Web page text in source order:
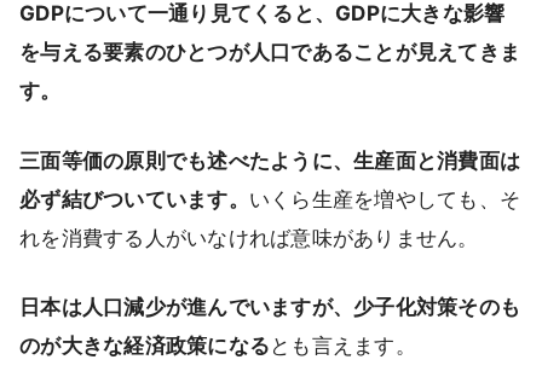
GDPについて一通り見てくると、GDPに大きな影響
を与える要素のひとつが人口であることが見えてきま
す。
三面等価の原則でも述べたように、生産面と消費面は
必ず結びついています。 いくら生産を増やしても、そ
れを消費する人がいなければ意味がありません。
日本は人口減少が進んでいますが、少子化対策そのも
のが大きな経済政策になる とも言えます。